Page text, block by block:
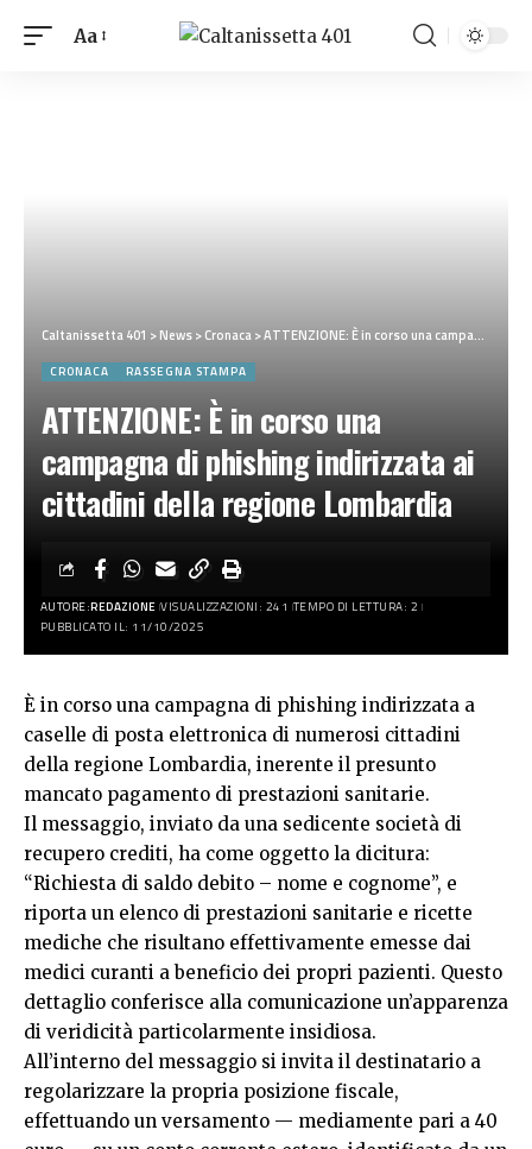
Aa
Caltanissetta 401 >News>Cronaca>ATTENZIONE: È in corso una campagna di phishing indirizzata ai cittadini della regione Lombardia
CRONACA RASSEGNA STAMPA
ATTENZIONE: È in corso una
campagna di phishing indirizzata ai
cittadini della regione Lombardia
AUTORE:REDAZIONE VISUALIZZAZIONI: 241 TEMPO DI LETTURA: 2
PUBBLICATO IL: 11/10/2025
È in corso una campagna di phishing indirizzata a
caselle di posta elettronica di numerosi cittadini
della regione Lombardia, inerente il presunto
mancato pagamento di prestazioni sanitarie.
Il messaggio, inviato da una sedicente società di
recupero crediti, ha come oggetto la dicitura:
“Richiesta di saldo debito – nome e cognome”, e
riporta un elenco di prestazioni sanitarie e ricette
mediche che risultano effettivamente emesse dai
medici curanti a beneficio dei propri pazienti. Questo
dettaglio conferisce alla comunicazione un’apparenza
di veridicità particolarmente insidiosa.
All’interno del messaggio si invita il destinatario a
regolarizzare la propria posizione fiscale,
effettuando un versamento — mediamente pari a 40